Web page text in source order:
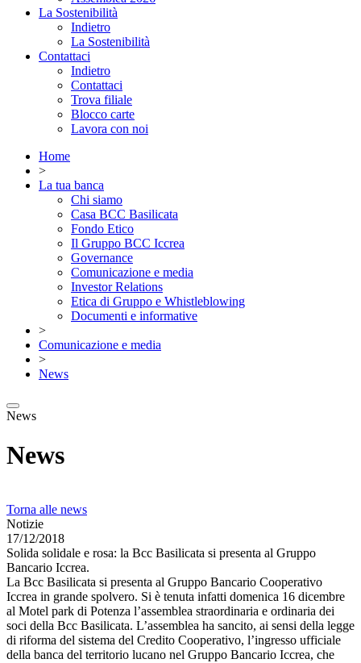
La Sostenibilità
Indietro
La Sostenibilità
Contattaci
Indietro
Contattaci
Trova filiale
Blocco carte
Lavora con noi
Home
>
La tua banca
Chi siamo
Casa BCC Basilicata
Fondo Etico
Il Gruppo BCC Iccrea
Governance
Comunicazione e media
Investor Relations
Etica di Gruppo e Whistleblowing
Documenti e informative
>
Comunicazione e media
>
News
News
News
Torna alle news
Notizie
17/12/2018
Solida solidale e rosa: la Bcc Basilicata si presenta al Gruppo
Bancario Iccrea.
La Bcc Basilicata si presenta al Gruppo Bancario Cooperativo
Iccrea in grande spolvero. Si è tenuta infatti domenica 16 dicembre
al Motel park di Potenza l’assemblea straordinaria e ordinaria dei
soci della Bcc Basilicata. L’assemblea ha sancito, ai sensi della legge
di riforma del sistema del Credito Cooperativo, l’ingresso ufficiale
della banca del territorio lucano nel Gruppo Bancario Iccrea, che